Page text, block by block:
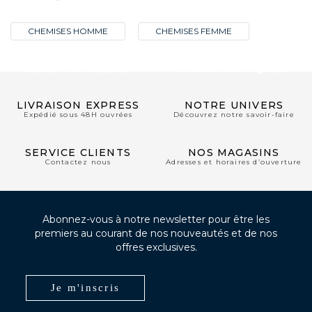
CHEMISES HOMME CHEMISES FEMME
LIVRAISON EXPRESS
Expédié sous 48H ouvrées
NOTRE UNIVERS
Découvrez notre savoir-faire
SERVICE CLIENTS
Contactez nous
NOS MAGASINS
Adresses et horaires d’ouverture
Abonnez-vous à notre newsletter pour être les
premiers au courant de nos nouveautés et de nos
offres exclusives.
Je m'inscris